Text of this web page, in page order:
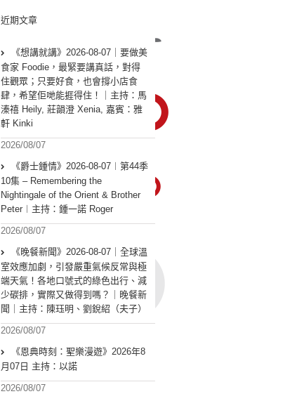
近期文章
《想講就講》2026-08-07｜要做美
食家 Foodie，最緊要講真話，對得
住觀眾；只要好食，也會撐小店食
肆，希望佢哋能捱得住！｜主持：馬
溱禧 Heily, 莊韻澄 Xenia, 嘉賓：雅
軒 Kinki
2026/08/07
《爵士鍾情》2026-08-07︱第44季
10集 – Remembering the
Nightingale of the Orient & Brother
Peter︱主持：鍾一諾 Roger
2026/08/07
《晚餐新聞》2026-08-07｜全球溫
室效應加劇，引發嚴重氣候反常與極
端天氣！各地口號式的綠色出行、減
少碳排，實際又做得到嗎？｜晚餐新
聞｜主持：陳珏明、劉銳紹（夫子）
2026/08/07
《恩典時刻：聖樂漫遊》2026年8
月07日 主持：以諾
2026/08/07